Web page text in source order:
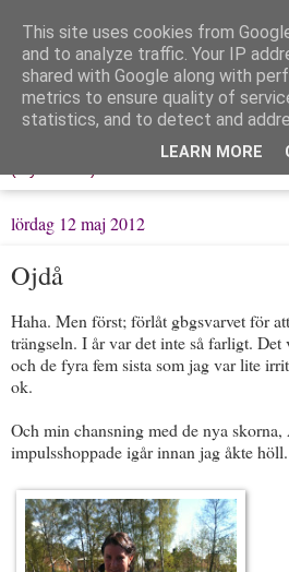
Löpning & Livet
Mitt liv, mina tankar & min träning
lördag 12 maj 2012
Ojdå
Haha. Men först; förlåt gbgsvarvet för
trängseln. I år var det inte så farligt. Det
och de fyra fem sista som jag var lite
ok.
Och min chansning med de nya
impulsshoppade igår innan jag åkte
This site uses cookies from
and to analyze traffic. Your IP
shared with Google along with
metrics to ensure quality of
statistics, and to detect and
LEARN MORE